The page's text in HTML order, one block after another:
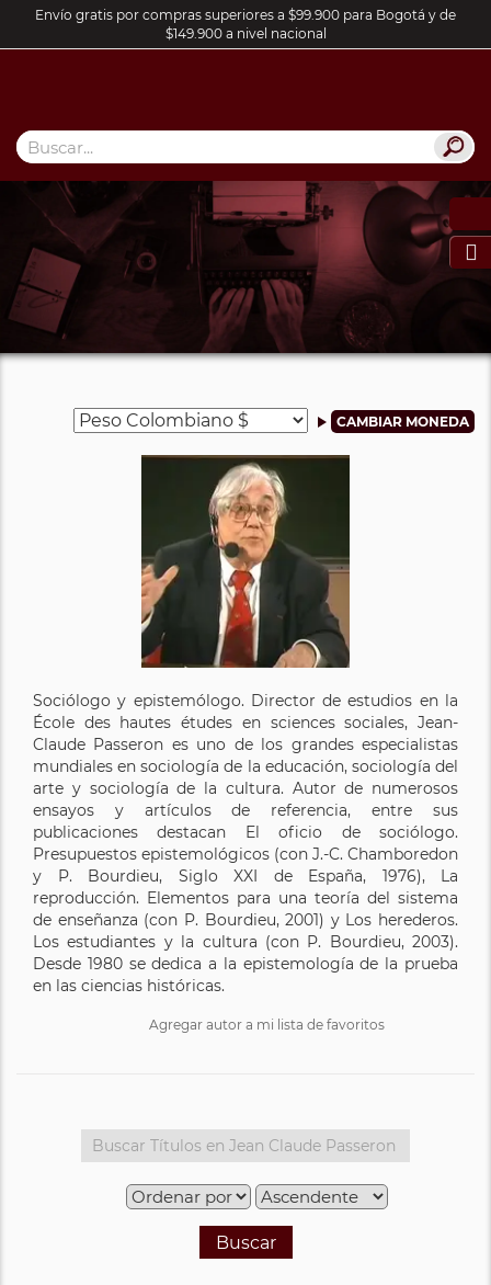
Envío gratis por compras superiores a $99.900 para Bogotá y de
$149.900 a nivel nacional

Sociólogo y epistemólogo. Director de estudios en la
École des hautes études en sciences sociales, Jean-
Claude Passeron es uno de los grandes especialistas
mundiales en sociología de la educación, sociología del
arte y sociología de la cultura. Autor de numerosos
ensayos y artículos de referencia, entre sus
publicaciones destacan El oficio de sociólogo.
Presupuestos epistemológicos (con J.-C. Chamboredon
y P. Bourdieu, Siglo XXI de España, 1976), La
reproducción. Elementos para una teoría del sistema
de enseñanza (con P. Bourdieu, 2001) y Los herederos.
Los estudiantes y la cultura (con P. Bourdieu, 2003).
Desde 1980 se dedica a la epistemología de la prueba
en las ciencias históricas.
Agregar autor a mi lista de favoritos
Buscar